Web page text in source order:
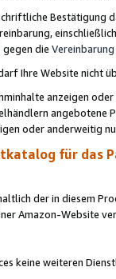
die Vereinbarung
Ihre Website nicht
anzeigen
oder anderweitig
für das
der in diesem
Amazon-Website
keine weiteren